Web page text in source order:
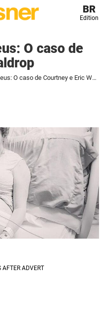
BR
Edition
O caso de
Os 9 Divinos de Deus: O caso de Courtney e Eric Waldrop